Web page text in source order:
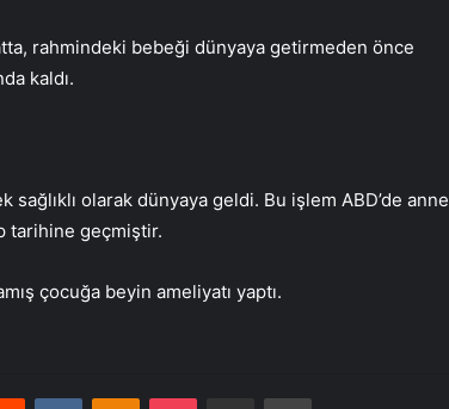
rahmindeki bebeği dünyaya getirmeden önce
kaldı.
olarak dünyaya geldi. Bu işlem ABD’de anne
tarihine geçmiştir.
çocuğa beyin ameliyatı yaptı.
Reddit VKontakteOdnoklassniki
Pocket E-Posta ile paylaş Yazdır